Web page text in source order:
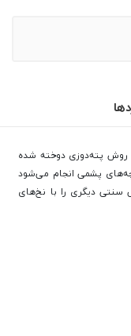
روش پته‌دوزی دوخته شده
پشمی انجام می‌شود
سنتی دیگری را با نخ‌های